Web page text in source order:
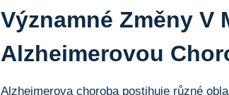
Významné Změny V
Alzheimerovou
Alzheimerova choroba postihuje různé